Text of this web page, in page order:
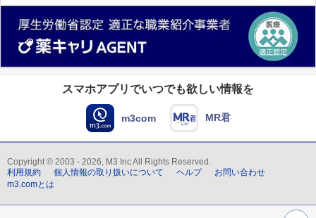
スマホアプリでいつでも欲しい情報を
m3com MR君
Copyright © 2003 - 2026, M3 Inc All Rights Reserved.
利用規約
個人情報の取り扱いについて ヘルプ
お問い合わせ
m3.comとは